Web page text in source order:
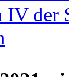
IV der